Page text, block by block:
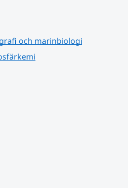
och marinbiologi